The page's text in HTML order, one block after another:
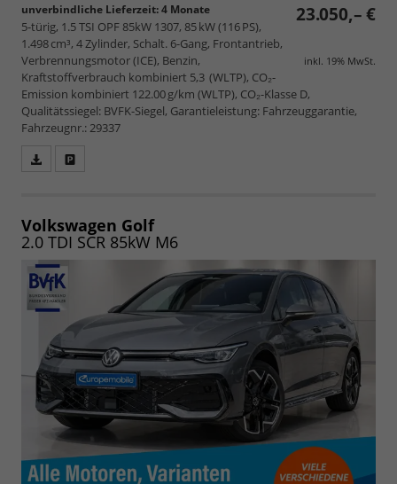
23.050,– €
inkl. 19% MwSt.
unverbindliche Lieferzeit:4 Monate
5-türig, 1.5 TSI OPF 85kW 1307, 85 kW (116 PS),
1.498 cm³, 4 Zylinder, Schalt. 6-Gang, Frontantrieb,
Verbrennungsmotor (ICE), Benzin,
Kraftstoffverbrauch kombiniert 5,3 (WLTP), CO₂-
Emission kombiniert 122.00 g/km (WLTP), CO₂-Klasse D,
Qualitätssiegel: BVFK-Siegel, Garantieleistung: Fahrzeuggarantie,
Fahrzeugnr.: 29337
speichern/drucken
Volkswagen Golf
2.0 TDI SCR 85kW M6